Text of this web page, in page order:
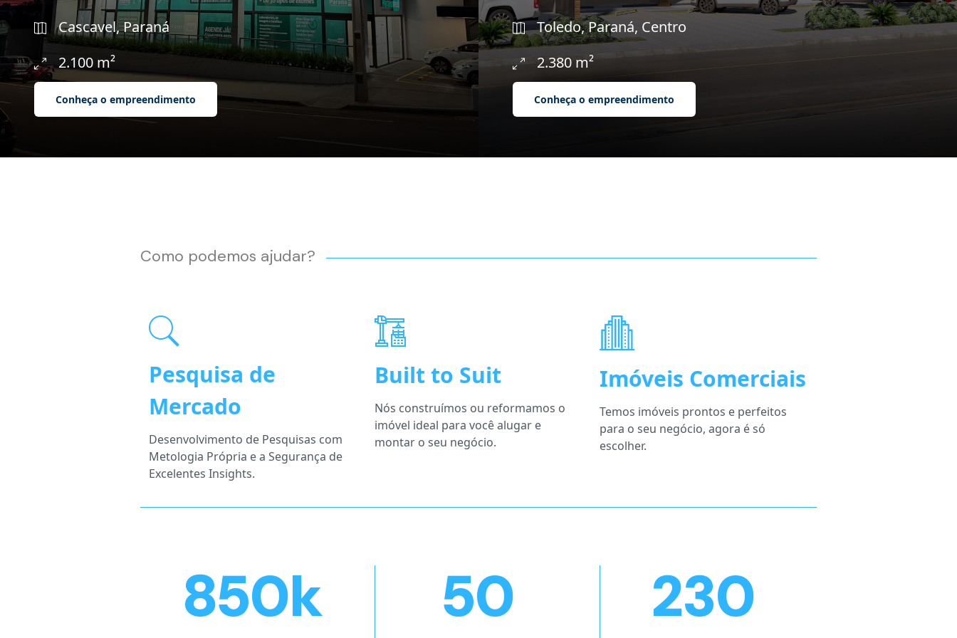
Cascavel, Paraná
2.100 m²
Conheça o empreendimento
Toledo, Paraná, Centro
2.380 m²
Conheça o empreendimento
Como podemos ajudar?
Pesquisa de
Mercado
Desenvolvimento de Pesquisas com
Metologia Própria e a Segurança de
Excelentes Insights.
Built to Suit
Nós construímos ou reformamos o
imóvel ideal para você alugar e
montar o seu negócio.
Imóveis Comerciais
Temos imóveis prontos e perfeitos
para o seu negócio, agora é só
escolher.